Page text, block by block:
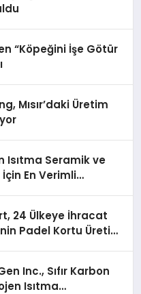
“Köpeğini İşe Götür
Mısır’daki Üretim
Isıtma Seramik ve
En Verimli
24 Ülkeye İhracat
Padel Kortu Üretim
Inc., Sıfır Karbon
Isıtma